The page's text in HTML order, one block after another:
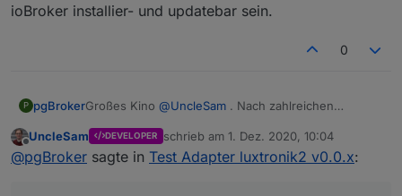
ioBroker installier- und updatebar sein.
0
P pgBrokerGroßes Kino @UncleSam . Nach zahlreichen
mittels NodeRed auszulesen, habe ich jetzt deinen
Adapter entdeckt und bin begeistert.
Lief auf Anhieb. Einzige kleine Schwierigkeit war,
dass meine WP nicht auf Port 8888 oder 8889
Offline
UncleSam DEVELOPER schrieb am 1. Dez. 2020, 10:04
zuletzt editiert von
@pgBroker sagte in Test Adapter luxtronik2 v0.0.x: